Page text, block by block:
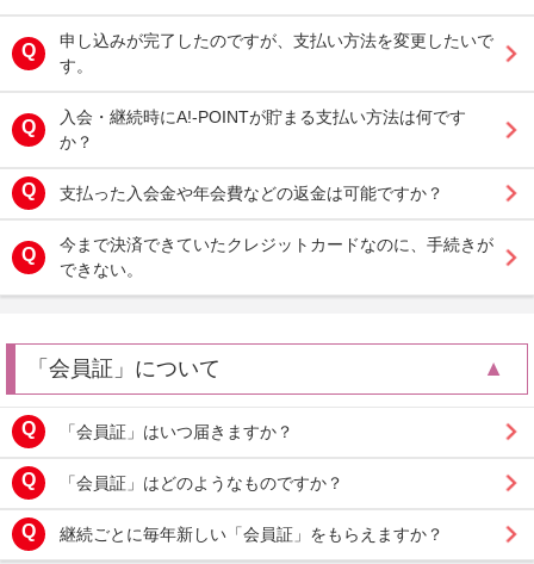
申し込みが完了したのですが、支払い方法を変更したいで
す。
入会・継続時にA!-POINTが貯まる支払い方法は何です
か？
支払った入会金や年会費などの返金は可能ですか？
今まで決済できていたクレジットカードなのに、手続きが
できない。
「会員証」について
「会員証」はいつ届きますか？
「会員証」はどのようなものですか？
継続ごとに毎年新しい「会員証」をもらえますか？